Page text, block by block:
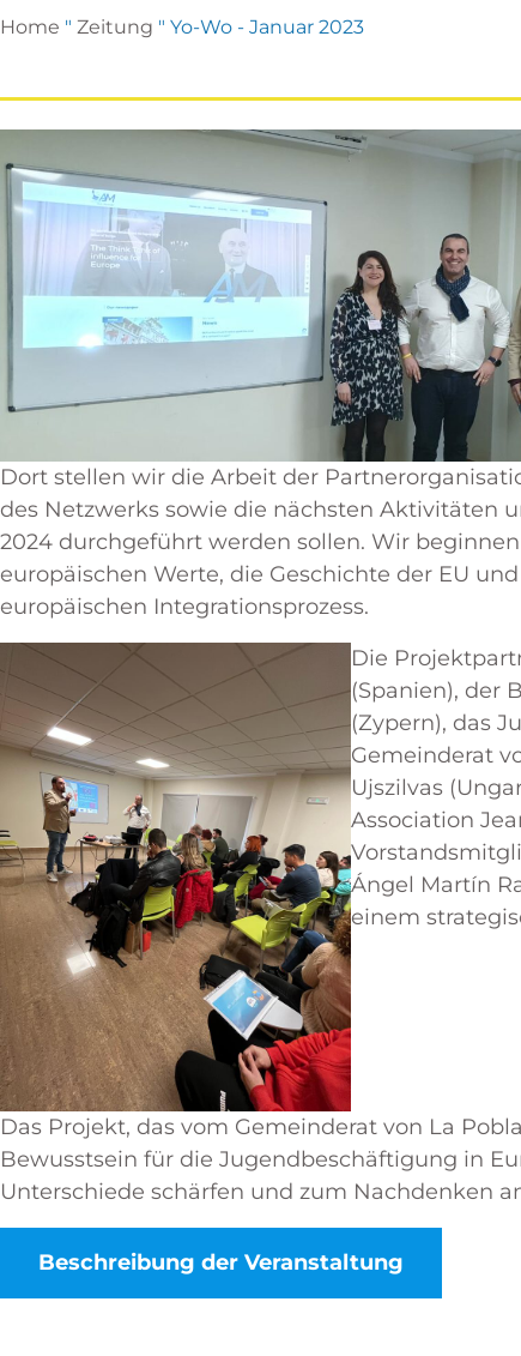
Home " Zeitung " Yo-Wo - Januar 2023
Dort stellen wir die Arbeit der
des Netzwerks sowie die nächsten Aktivitäten
2024 durchgeführt werden sollen. Wir
europäischen Werte, die Geschichte der EU
europäischen Integrationsprozess.
Die
(Spanien), der
(Zypern), das
Gemeinderat
Ujszilvas
Association
Ángel Martín
einem
Das Projekt, das vom Gemeinderat von La
Bewusstsein für die Jugendbeschäftigung in
Unterschiede schärfen und zum Nachdenken
Beschreibung der Veranstaltung